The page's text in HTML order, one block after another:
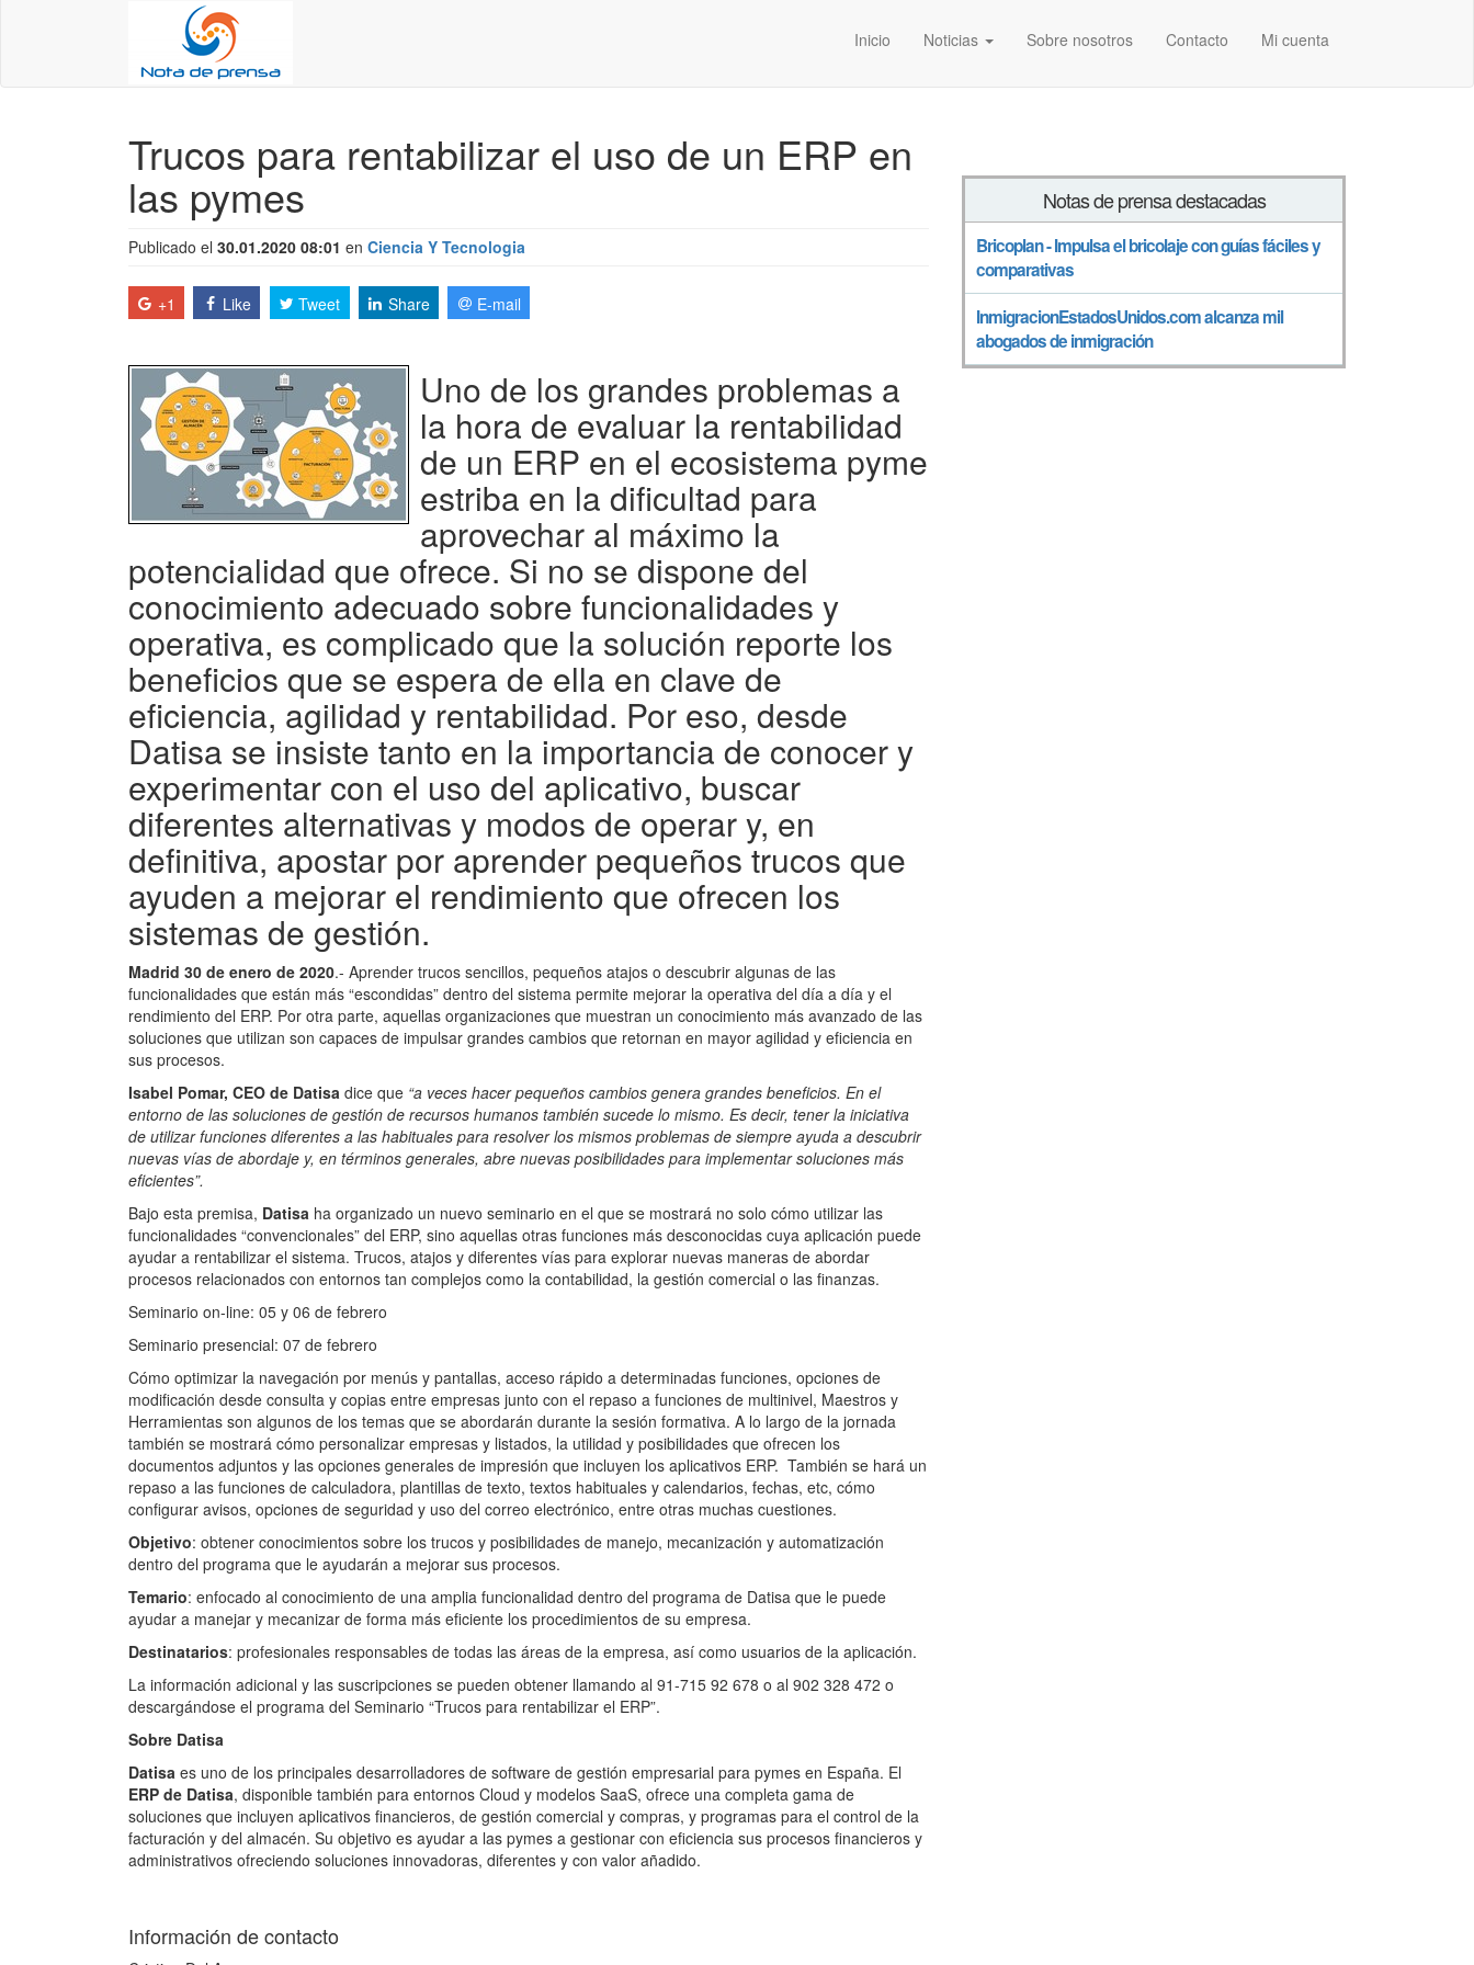
Inicio Noticias Sobre nosotros Contacto Mi cuenta
Trucos para rentabilizar el uso de un ERP en
las pymes
Publicado el 30.01.2020 08:01 en Ciencia Y Tecnologia
+1 Like Tweet Share E-mail
Uno de los grandes problemas a
la hora de evaluar la rentabilidad
de un ERP en el ecosistema pyme
estriba en la dificultad para
aprovechar al máximo la
potencialidad que ofrece. Si no se dispone del
conocimiento adecuado sobre funcionalidades y
operativa, es complicado que la solución reporte los
beneficios que se espera de ella en clave de
eficiencia, agilidad y rentabilidad. Por eso, desde
Datisa se insiste tanto en la importancia de conocer y
experimentar con el uso del aplicativo, buscar
diferentes alternativas y modos de operar y, en
definitiva, apostar por aprender pequeños trucos que
ayuden a mejorar el rendimiento que ofrecen los
sistemas de gestión.
Madrid 30 de enero de 2020.- Aprender trucos sencillos, pequeños atajos o descubrir algunas de las
funcionalidades que están más “escondidas” dentro del sistema permite mejorar la operativa del día a día y el
rendimiento del ERP. Por otra parte, aquellas organizaciones que muestran un conocimiento más avanzado de las
soluciones que utilizan son capaces de impulsar grandes cambios que retornan en mayor agilidad y eficiencia en
sus procesos.
Isabel Pomar, CEO de Datisa dice que “a veces hacer pequeños cambios genera grandes beneficios. En el
entorno de las soluciones de gestión de recursos humanos también sucede lo mismo. Es decir, tener la iniciativa
de utilizar funciones diferentes a las habituales para resolver los mismos problemas de siempre ayuda a descubrir
nuevas vías de abordaje y, en términos generales, abre nuevas posibilidades para implementar soluciones más
eficientes”.
Bajo esta premisa, Datisa ha organizado un nuevo seminario en el que se mostrará no solo cómo utilizar las
funcionalidades “convencionales” del ERP, sino aquellas otras funciones más desconocidas cuya aplicación puede
ayudar a rentabilizar el sistema. Trucos, atajos y diferentes vías para explorar nuevas maneras de abordar
procesos relacionados con entornos tan complejos como la contabilidad, la gestión comercial o las finanzas.
Seminario on-line: 05 y 06 de febrero
Seminario presencial: 07 de febrero
Cómo optimizar la navegación por menús y pantallas, acceso rápido a determinadas funciones, opciones de
modificación desde consulta y copias entre empresas junto con el repaso a funciones de multinivel, Maestros y
Herramientas son algunos de los temas que se abordarán durante la sesión formativa. A lo largo de la jornada
también se mostrará cómo personalizar empresas y listados, la utilidad y posibilidades que ofrecen los
documentos adjuntos y las opciones generales de impresión que incluyen los aplicativos ERP. También se hará un
repaso a las funciones de calculadora, plantillas de texto, textos habituales y calendarios, fechas, etc, cómo
configurar avisos, opciones de seguridad y uso del correo electrónico, entre otras muchas cuestiones.
Objetivo: obtener conocimientos sobre los trucos y posibilidades de manejo, mecanización y automatización
dentro del programa que le ayudarán a mejorar sus procesos.
Temario: enfocado al conocimiento de una amplia funcionalidad dentro del programa de Datisa que le puede
ayudar a manejar y mecanizar de forma más eficiente los procedimientos de su empresa.
Destinatarios: profesionales responsables de todas las áreas de la empresa, así como usuarios de la aplicación.
La información adicional y las suscripciones se pueden obtener llamando al 91-715 92 678 o al 902 328 472 o
descargándose el programa del Seminario “Trucos para rentabilizar el ERP”.
Sobre Datisa
Datisa es uno de los principales desarrolladores de software de gestión empresarial para pymes en España. El
ERP de Datisa, disponible también para entornos Cloud y modelos SaaS, ofrece una completa gama de
soluciones que incluyen aplicativos financieros, de gestión comercial y compras, y programas para el control de la
facturación y del almacén. Su objetivo es ayudar a las pymes a gestionar con eficiencia sus procesos financieros y
administrativos ofreciendo soluciones innovadoras, diferentes y con valor añadido.
Información de contacto
Notas de prensa destacadas
Bricoplan - Impulsa el bricolaje con guías fáciles y
comparativas
InmigracionEstadosUnidos.com alcanza mil
abogados de inmigración